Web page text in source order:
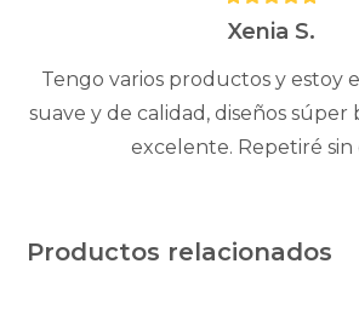
5Xenia S.
Tengo varios productos y estoy
suave y de calidad, diseños súper
excelente. Repetiré sin
Productos relacionados